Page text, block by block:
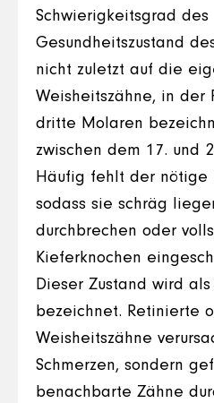
Schwierigkeitsgrad des
Gesundheitszustand
nicht zuletzt auf die
Weisheitszähne, in der
dritte Molaren
zwischen dem 17. und
Häufig fehlt der nötige
sodass sie schräg
durchbrechen oder
Kieferknochen
Dieser Zustand wird
bezeichnet. Retinierte
Weisheitszähne
Schmerzen, sondern
benachbarte Zähne